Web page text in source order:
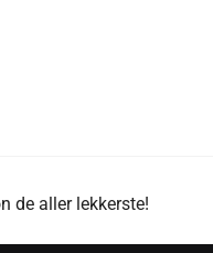
de aller lekkerste!